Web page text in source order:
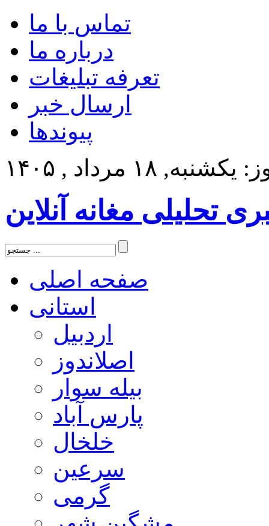
تماس با ما
درباره ما
تعرفه تبلیغات
ارسال خبر
پیوندها
۱۸ مرداد , ۱۴۰۵
تحلیلی مغانه آنلاین
صفحه اصلی
استانی
اردبیل
اصلاندوز
بیله سوار
پارس آباد
خلخال
سرعین
گرمی